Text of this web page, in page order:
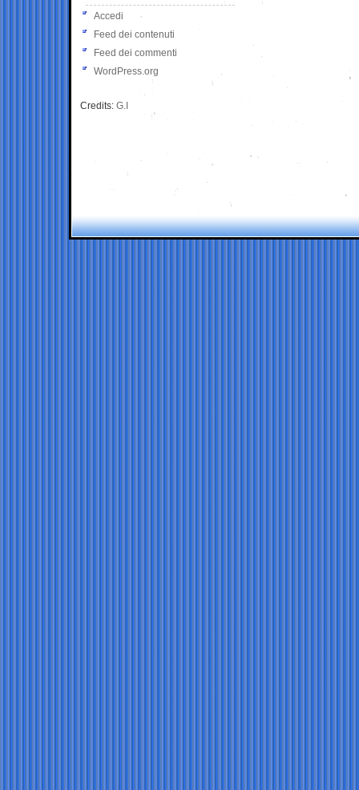
Accedi
Feed dei contenuti
Feed dei commenti
WordPress.org
Credits: G.I